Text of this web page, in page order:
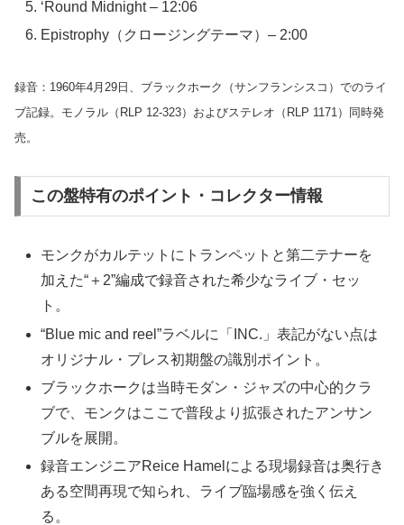
‘Round Midnight – 12:06
Epistrophy（クロージングテーマ）– 2:00
録音：1960年4月29日、ブラックホーク（サンフランシスコ）でのライ
ブ記録。モノラル（RLP 12-323）およびステレオ（RLP 1171）同時発
売。
この盤特有のポイント・コレクター情報
モンクがカルテットにトランペットと第二テナーを
加えた“＋2”編成で録音された希少なライブ・セッ
ト。
“Blue mic and reel”ラベルに「INC.」表記がない点は
オリジナル・プレス初期盤の識別ポイント。
ブラックホークは当時モダン・ジャズの中心的クラ
ブで、モンクはここで普段より拡張されたアンサン
ブルを展開。
録音エンジニアReice Hamelによる現場録音は奥行き
ある空間再現で知られ、ライブ臨場感を強く伝え
る。